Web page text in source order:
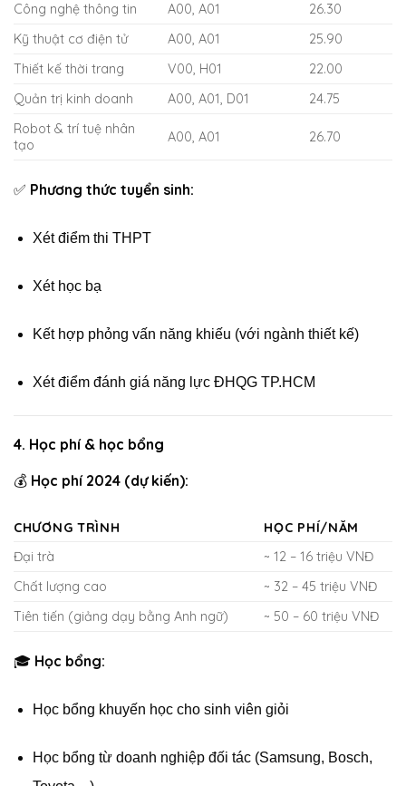
Công nghệ thông tin
A00, A01
26.30
Kỹ thuật cơ điện tử
A00, A01
25.90
Thiết kế thời trang
V00, H01
22.00
Quản trị kinh doanh
A00, A01, D01
24.75
Robot & trí tuệ nhân
tạo
A00, A01 26.70
✅ Phương thức tuyển sinh:
Xét điểm thi THPT
Xét học bạ
Kết hợp phỏng vấn năng khiếu (với ngành thiết kế)
Xét điểm đánh giá năng lực ĐHQG TP.HCM
4. Học phí & học bổng
💰 Học phí 2024 (dự kiến):
CHƯƠNG TRÌNH
HỌC PHÍ/NĂM
Đại trà
~ 12 – 16 triệu VNĐ
Chất lượng cao
~ 32 – 45 triệu VNĐ
Tiên tiến (giảng dạy bằng Anh ngữ)
~ 50 – 60 triệu VNĐ
🎓 Học bổng:
Học bổng khuyến học cho sinh viên giỏi
Học bổng từ doanh nghiệp đối tác (Samsung, Bosch,